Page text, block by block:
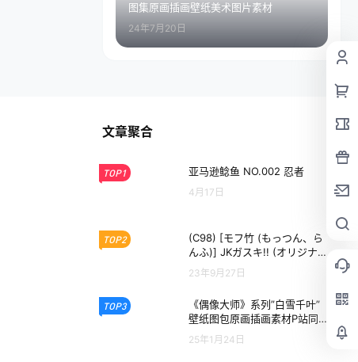
图集原画插画壁纸美术图片素材
24年7月20日
文章聚合
TOP1 亚马逊鲶鱼 NO.002 忍者
4月17日
TOP2
(C98) [モフ竹 (もっつん、ら
んふ)] JKガスキ!! (オリジナ
23年9月27日
TOP3
《偶像大师》系列”白雪千叶”
壁纸图包原画插画素材P站同
人图合集
25年1月24日